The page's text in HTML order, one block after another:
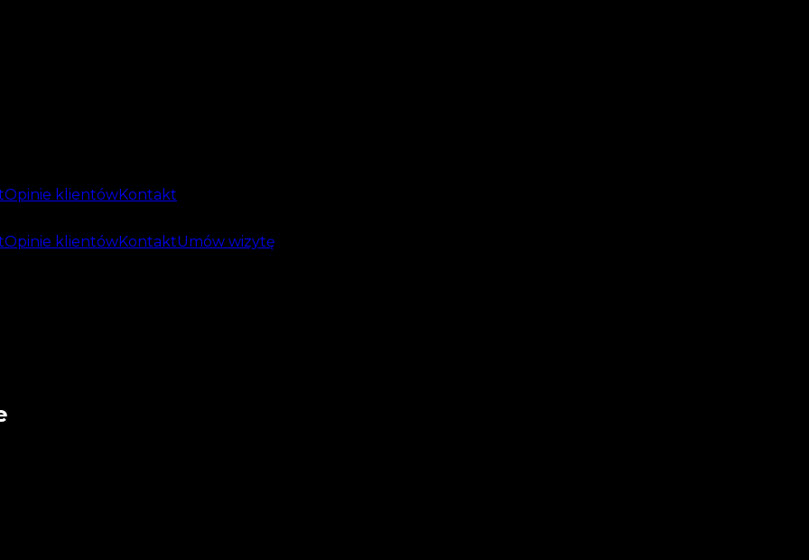
Opinie klientówKontakt
Opinie klientówKontaktUmów wizytę